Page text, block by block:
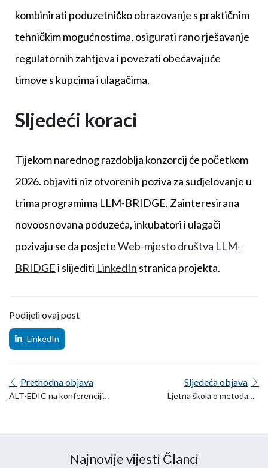
kombinirati poduzetničko obrazovanje s praktičnim
tehničkim mogućnostima, osigurati rano rješavanje
regulatornih zahtjeva i povezati obećavajuće
timove s kupcima i ulagačima.
Sljedeći koraci
Tijekom narednog razdoblja konzorcij će početkom
2026. objaviti niz otvorenih poziva za sudjelovanje u
trima programima LLM-BRIDGE. Zainteresirana
novoosnovana poduzeća, inkubatori i ulagači
pozivaju se da posjeteWeb-mjesto društva LLM-
BRIDGEi slijediti LinkedIn stranica projekta.
Podijeli ovaj post
LinkedIn
Prethodna objava
ALT-EDIC na konferenciji
Sljedeća objava
Ljetna škola o metodama
Najnovije vijesti Članci